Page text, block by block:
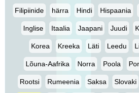
Filipiinide härra Hindi Hispaania
Inglise Itaalia Jaapani Juudi
Korea Kreeka Läti Leedu
Lõuna-Aafrika Norra Poola
Rootsi Rumeenia Saksa Slovaki